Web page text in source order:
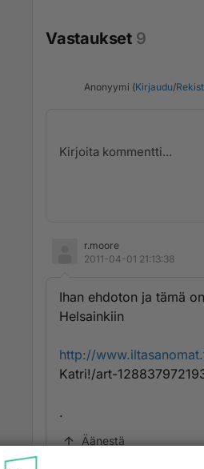
Vastaukset 9
Anonyymi (Kirjaudu/
r.moore
2011-04-01 21:13:38
Ihan ehdoton ja tämä
Helsainkiin
http://
Katri!/art-
.
Äänestä